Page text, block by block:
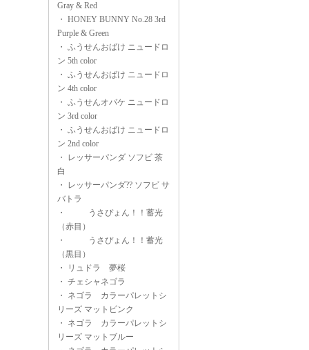
Gray & Red
・ HONEY BUNNY No.28 3rd
Purple & Green
・ ふうせんおばけ ニュードロ
ン 5th color
・ ふうせんおばけ ニュードロ
ン 4th color
・ ふうせんオバケ ニュードロ
ン 3rd color
・ ふうせんおばけ ニュードロ
ン 2nd color
・
レッサーパンダ ソフビ 茶
白
・
レッサーパンダ?? ソフビ サ
バトラ
・
うさぴょん！！蓄光
（赤目）
・
うさぴょん！！蓄光
（黒目）
・
リュドラ 夢桜
・ チェシャネゴラ
・ ネゴラ カラーパレットシ
リーズ マットピンク
・ ネゴラ カラーパレットシ
リーズ マットブルー